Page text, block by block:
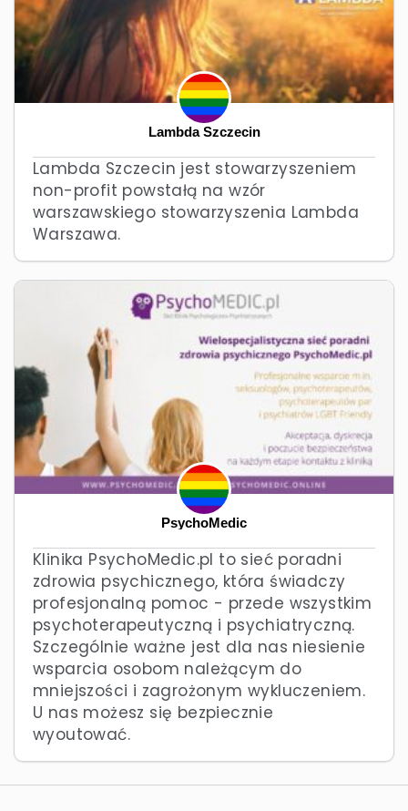
Lambda Szczecin
Lambda Szczecin jest stowarzyszeniem
non-profit powstałą na wzór
warszawskiego stowarzyszenia Lambda
Warszawa.
PsychoMedic
Klinika PsychoMedic.pl to sieć poradni
zdrowia psychicznego, która świadczy
profesjonalną pomoc - przede wszystkim
psychoterapeutyczną i psychiatryczną.
Szczególnie ważne jest dla nas niesienie
wsparcia osobom należącym do
mniejszości i zagrożonym wykluczeniem.
U nas możesz się bezpiecznie
wyoutować.